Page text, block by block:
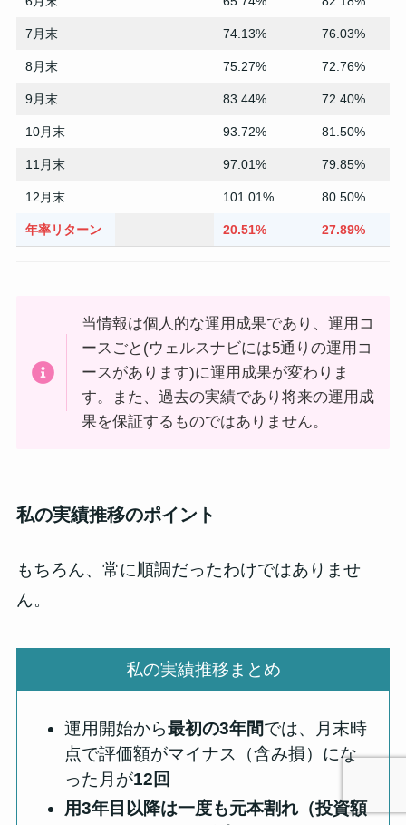
7月末 74.13% 76.03%
8月末 75.27% 72.76%
9月末 83.44% 72.40%
10月末 93.72% 81.50%
11月末 97.01% 79.85%
12月末 101.01% 80.50%
年率リターン 20.51% 27.89%
当情報は個人的な運用成果であり、運用コ
ースごと(ウェルスナビには5通りの運用コ
ースがあります)に運用成果が変わりま
す。また、過去の実績であり将来の運用成
果を保証するものではありません。
私の実績推移のポイント
もちろん、常に順調だったわけではありませ
ん。
私の実績推移まとめ
運用開始から最初の3年間では、月末時
点で評価額がマイナス（含み損）にな
った月が12回
用3年目以降は一度も元本割れ（投資額